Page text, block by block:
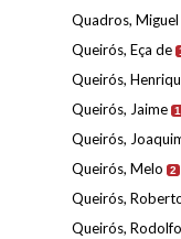
Quadros,
Queirós, Eça de
Queirós,
Queirós, Jaime 1
Queirós,
Queirós, Melo 2
Queirós,
Queirós, Rodolfo